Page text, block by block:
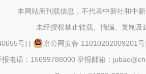
本网站所刊载信息，不代表中新社和中
未经授权禁止转载、摘编、复制及
号] [ 京公网安备 11010202009201号
电话：15699788000 举报邮箱：